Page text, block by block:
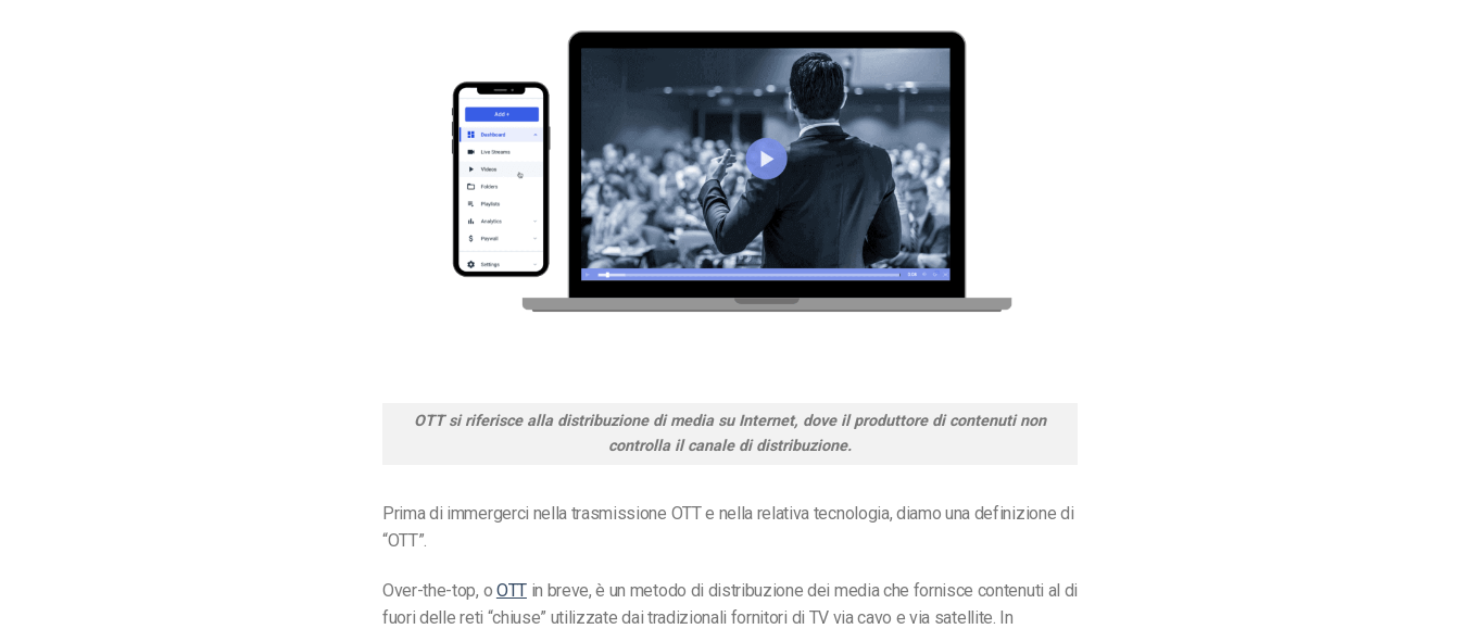
OTT si riferisce alla distribuzione di media su Internet, dove il produttore di contenuti non
controlla il canale di distribuzione.
Prima di immergerci nella trasmissione OTT e nella relativa tecnologia, diamo una definizione di
“OTT”.
Over-the-top, o OTTin breve, è un metodo di distribuzione dei media che fornisce contenuti al di
fuori delle reti “chiuse” utilizzate dai tradizionali fornitori di TV via cavo e via satellite. In